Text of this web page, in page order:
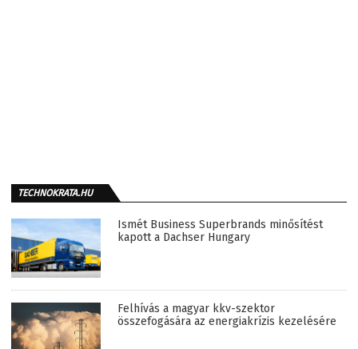
TECHNOKRATA.HU
Ismét Business Superbrands minősítést
kapott a Dachser Hungary
Felhívás a magyar kkv-szektor
összefogására az energiakrízis kezelésére